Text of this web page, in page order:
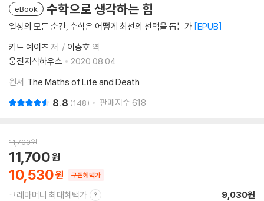
eBook 수학으로 생각하는 힘
일상의 모든 순간, 수학은 어떻게 최선의 선택을 돕는가 EPUB
키트 예이츠 저 이충호 역
웅진지식하우스
2020.08.04.
원서 The Maths of Life and Death
8.8 148 판매지수 618
11,700원
10,530
11,700
쿠폰혜택가
크레마머니 최대혜택가 9,030원